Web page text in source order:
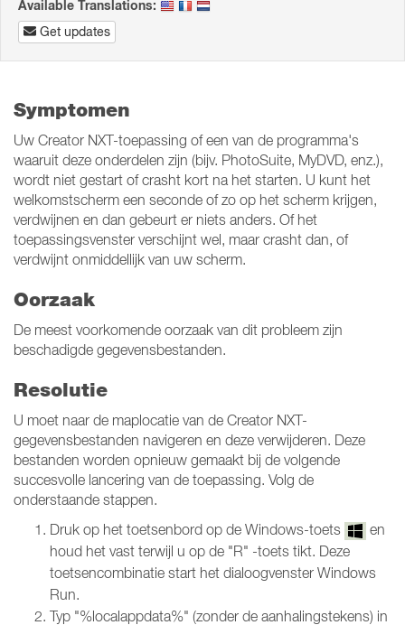
Available Translations:
Get updates
Symptomen
Uw Creator NXT-toepassing of een van de programma's
waaruit deze onderdelen zijn (bijv. PhotoSuite, MyDVD, enz.),
wordt niet gestart of crasht kort na het starten. U kunt het
welkomstscherm een seconde of zo op het scherm krijgen,
verdwijnen en dan gebeurt er niets anders. Of het
toepassingsvenster verschijnt wel, maar crasht dan, of
verdwijnt onmiddellijk van uw scherm.
Oorzaak
De meest voorkomende oorzaak van dit probleem zijn
beschadigde gegevensbestanden.
Resolutie
U moet naar de maplocatie van de Creator NXT-
gegevensbestanden navigeren en deze verwijderen. Deze
bestanden worden opnieuw gemaakt bij de volgende
succesvolle lancering van de toepassing. Volg de
onderstaande stappen.
Druk op het toetsenbord op de Windows-toets
en
houd het vast terwijl u op de "R" -toets tikt. Deze
toetsencombinatie start het dialoogvenster Windows
Run.
Typ "%localappdata%" (zonder de aanhalingstekens) in